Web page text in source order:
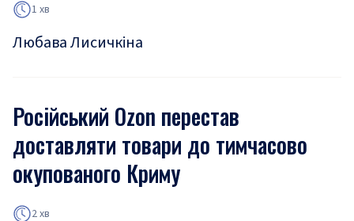
1 хв
Любава Лисичкіна
Російський Ozon перестав
доставляти товари до тимчасово
окупованого Криму
2 хв